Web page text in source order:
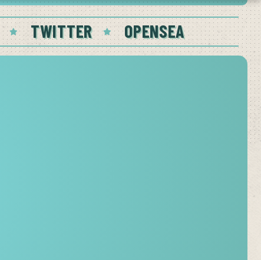
TWITTER OPENSEA